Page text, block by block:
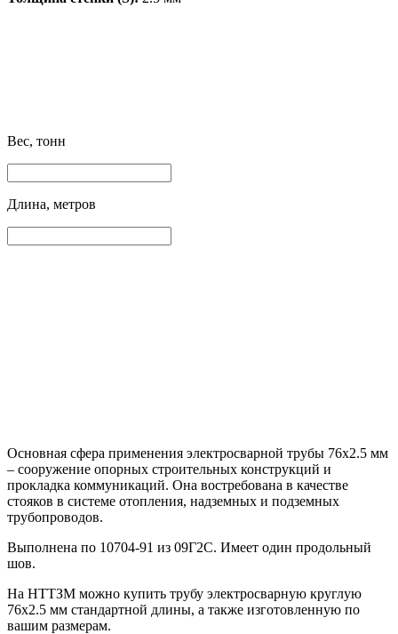
Вес, тонн
Длина, метров
Основная сфера применения электросварной трубы 76х2.5 мм
– сооружение опорных строительных конструкций и
прокладка коммуникаций. Она востребована в качестве
стояков в системе отопления, надземных и подземных
трубопроводов.
Выполнена по 10704-91 из 09Г2С. Имеет один продольный
шов.
На НТТЗМ можно купить трубу электросварную круглую
76х2.5 мм стандартной длины, а также изготовленную по
вашим размерам.